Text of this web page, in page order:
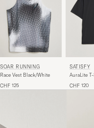
SOAR RUNNING
Race Vest Black/White
CHF 125
SATISFY
AuraLite
CHF 120